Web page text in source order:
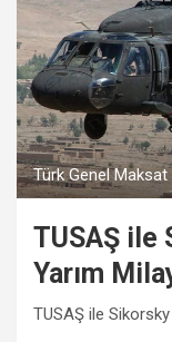
Türk Genel
TUSAŞ ile
Yarım
TUSAŞ ile